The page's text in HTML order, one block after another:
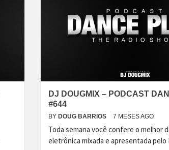
DJ DOUGMIX – PODCAST
#644
BY DOUG BARRIOS 7 MESES AGO
Toda semana você confere o melhor
eletrônica mixada e apresentada pelo